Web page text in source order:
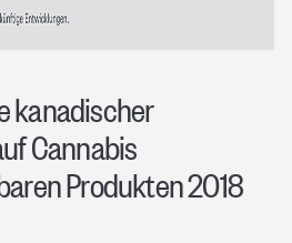
kanadischer
Cannabis
Produkten 2018